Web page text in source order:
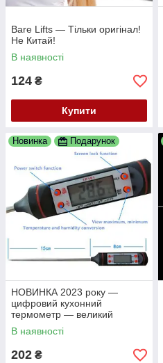
Bare Lifts — Тільки оригінал!
Не Китай!
В наявності
124 ₴
Купити
Новинка Подарунок
НОВИНКА 2023 року —
цифровий кухонний
термометр — великий
циферблат
В наявності
202 ₴